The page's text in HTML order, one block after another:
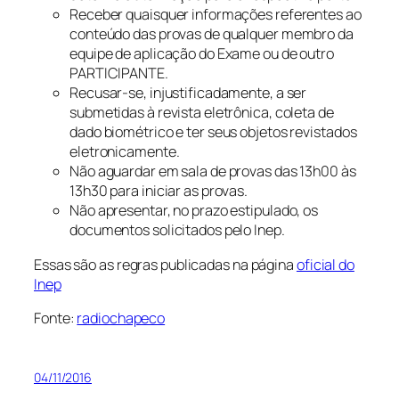
Receber quaisquer informações referentes ao
conteúdo das provas de qualquer membro da
equipe de aplicação do Exame ou de outro
PARTICIPANTE.
Recusar-se, injustificadamente, a ser
submetidas à revista eletrônica, coleta de
dado biométrico e ter seus objetos revistados
eletronicamente.
Não aguardar em sala de provas das 13h00 às
13h30 para iniciar as provas.
Não apresentar, no prazo estipulado, os
documentos solicitados pelo Inep.
Essas são as regras publicadas na páginaoficial do
Inep
Fonte: radiochapeco
04/11/2016